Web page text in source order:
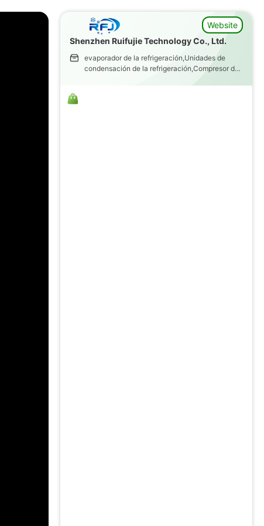
Website
Shenzhen Ruifujie Technology Co., Ltd.
evaporador de la refrigeración,Unidades de
condensación de la refrigeración,Compresor de